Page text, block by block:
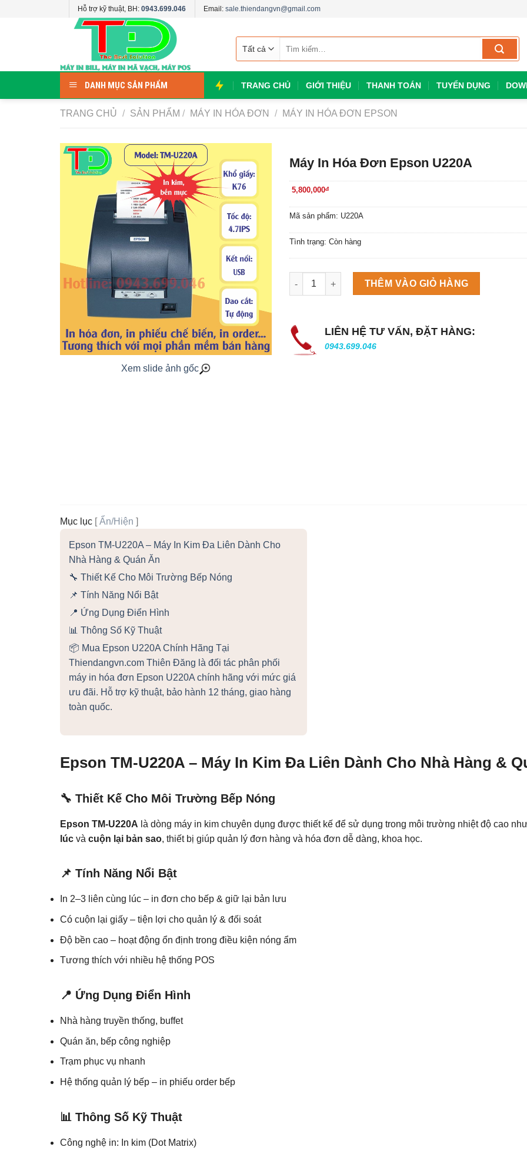
Hỗ trợ kỹ thuật, BH: 0943.699.046 Email: sale.thiendangvn@gmail.com
kiếm:
DANH MỤC SẢN PHẨM TRANG CHỦ GIỚI THIỆU THANH TOÁN TUYỂN DỤNG
TRANG CHỦ / SẢN PHẨM / MÁY IN HÓA ĐƠN / MÁY IN HÓA ĐƠN EPSON
Xem slide ảnh gốc
Máy In Hóa Đơn Epson U220A
5,800,000đ
Mã sản phẩm: U220A
Tình trạng: Còn hàng
Máy làm đá viên Scotsman NW458AS số lượng
THÊM VÀO GIỎ HÀNG
LIÊN HỆ TƯ VẤN, ĐẶT HÀNG:
0943.699.046
Mục lục [Ẩn/Hiện ]
Epson TM-U220A – Máy In Kim Đa Liên Dành Cho
Nhà Hàng & Quán Ăn
🔧 Thiết Kế Cho Môi Trường Bếp Nóng
📌 Tính Năng Nổi Bật
📍 Ứng Dụng Điển Hình
📊 Thông Số Kỹ Thuật
📦 Mua Epson U220A Chính Hãng Tại
Thiendangvn.com Thiên Đăng là đối tác phân phối
máy in hóa đơn Epson U220A chính hãng với mức giá
ưu đãi. Hỗ trợ kỹ thuật, bảo hành 12 tháng, giao hàng
toàn quốc.
Epson TM-U220A – Máy In Kim Đa Liên Dành Cho Nhà Hàng &
🔧 Thiết Kế Cho Môi Trường Bếp Nóng
Epson TM-U220A là dòng máy in kim chuyên dụng được thiết kế để sử dụng trong môi trường nhiệt độ cao
lúc và cuộn lại bản sao, thiết bị giúp quản lý đơn hàng và hóa đơn dễ dàng, khoa học.
📌 Tính Năng Nổi Bật
In 2–3 liên cùng lúc – in đơn cho bếp & giữ lại bản lưu
Có cuộn lại giấy – tiện lợi cho quản lý & đối soát
Độ bền cao – hoạt động ổn định trong điều kiện nóng ẩm
Tương thích với nhiều hệ thống POS
📍 Ứng Dụng Điển Hình
Nhà hàng truyền thống, buffet
Quán ăn, bếp công nghiệp
Trạm phục vụ nhanh
Hệ thống quản lý bếp – in phiếu order bếp
📊 Thông Số Kỹ Thuật
Công nghệ in: In kim (Dot Matrix)